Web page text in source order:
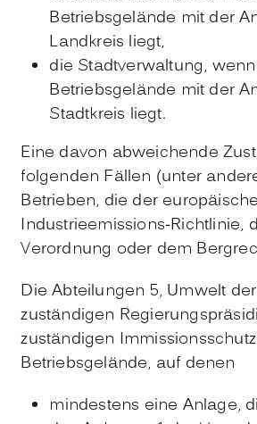
Betriebsgelände mit der
Landkreis liegt,
die Stadtverwaltung,
Betriebsgelände mit der
Stadtkreis liegt.
Eine davon abweichende
folgenden Fällen (unter
Betrieben, die der
Industrieemissions-Richtlinie,
Verordnung oder dem
Die Abteilungen 5, Umwelt
zuständigen
zuständigen
Betriebsgelände, auf denen
mindestens eine Anlage,